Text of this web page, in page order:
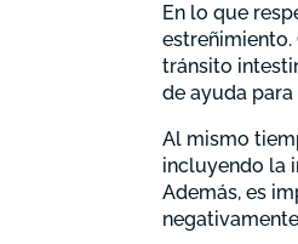
En lo que
tránsito
de ayuda
Al mismo
incluyendo la
Además, es